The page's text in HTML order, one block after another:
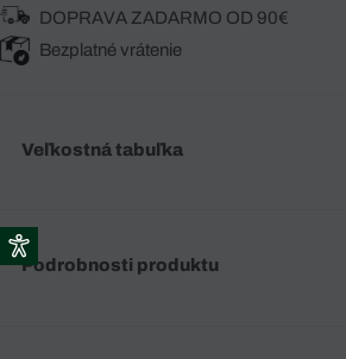
DOPRAVA ZADARMO OD 90€
Bezplatné vrátenie
Veľkostná tabuľka
Podrobnosti produktu